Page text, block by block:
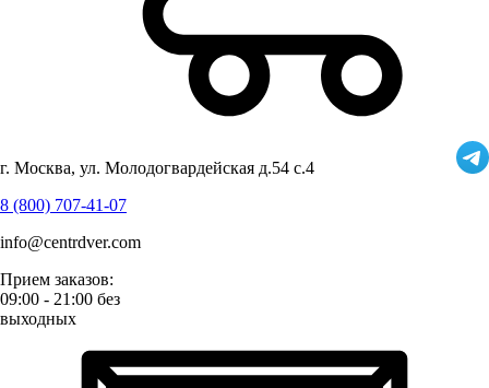
г. Москва, ул. Молодогвардейская д.54 с.4
8 (800) 707-41-07
info@centrdver.com
Прием заказов:
09:00 - 21:00 без
выходных